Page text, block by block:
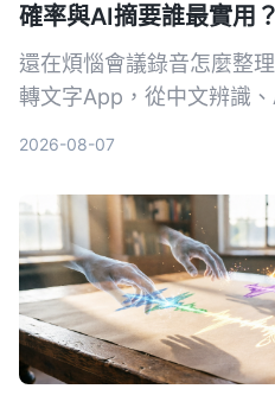
確率與AI摘要誰最實用？
還在煩惱會議錄音怎麼整
轉文字App，從中文辨識
2026-08-07